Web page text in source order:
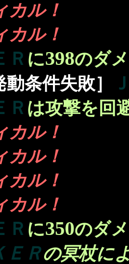
カル！
カル！
Ｒ に398のダ
動条件失敗］
Ｒ は攻撃を回
カル！
カル！
カル！
カル！
Ｒ に350のダ
ＥＲの冥杖に